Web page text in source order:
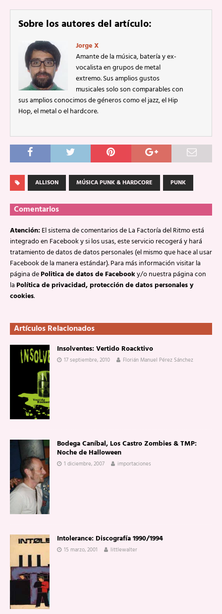
Sobre los autores del artículo:
Jorge X
Amante de la música, batería y ex-
vocalista en grupos de metal
extremo. Sus amplios gustos
musicales solo son comparables con
sus amplios conocimos de géneros como el jazz, el Hip
Hop, el metal o el hardcore.
ALLISON MÚSICA PUNK & HARDCORE PUNK
Comentarios
Atención:El sistema de comentarios de La Factoría del Ritmo está
integrado en Facebook y si los usas, este servicio recogerá y hará
tratamiento de datos de datos personales (el mismo que hace al usar
Facebook de la manera estándar). Para más información visitar la
página dePolitica de datos de Facebooky/o nuestra página con
laPolítica de privacidad, protección de datos personales y
cookies.
Artículos Relacionados
Insolventes: Vertido Roacktivo
17 septiembre, 2010 Florián Manuel Pérez Sánchez
Bodega Caníbal, Los Castro Zombies & TMP:
Noche de Halloween
1 diciembre, 2007 importaciones
Intolerance: Discografía 1990/1994
15 marzo, 2001 littlewalter